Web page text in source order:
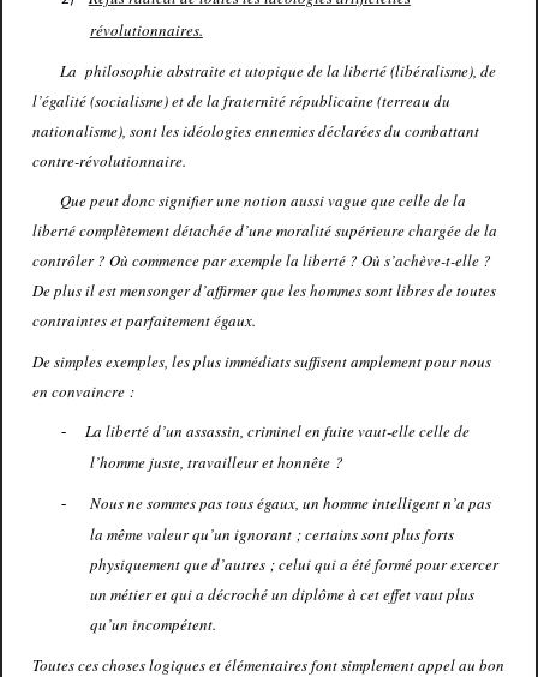
révolutionnaires.
La philosophie abstraite et utopique de la liberté (libéralisme), de
l’égalité (socialisme) et de la fraternité républicaine (terreau du
nationalisme), sont les idéologies ennemies déclarées du combattant
contre-révolutionnaire.
Que peut donc signifier une notion aussi vague que celle de la
liberté complètement détachée d’une moralité supérieure chargée de la
contrôler ? Où commence par exemple la liberté ? Où s’achève-t-elle ?
De plus il est mensonger d’affirmer que les hommes sont libres de toutes
contraintes et parfaitement égaux.
De simples exemples, les plus immédiats suffisent amplement pour nous
en convaincre :
-
La liberté d’un assassin, criminel en fuite vaut-elle celle de
l’homme juste, travailleur et honnête ?
-
Nous ne sommes pas tous égaux, un homme intelligent n’a pas
la même valeur qu’un ignorant ; certains sont plus forts
physiquement que d’autres ; celui qui a été formé pour exercer
un métier et qui a décroché un diplôme à cet effet vaut plus
qu’un incompétent.
Toutes ces choses logiques et élémentaires font simplement appel au bon